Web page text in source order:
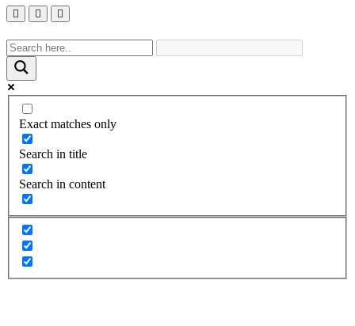
Exact matches only
Search in title
Search in content